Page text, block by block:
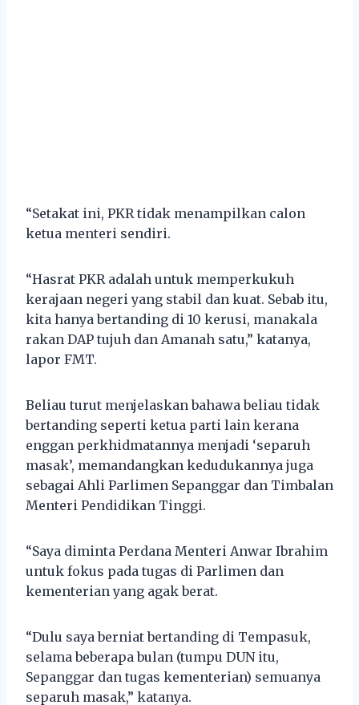
“Setakat ini, PKR tidak menampilkan calon
ketua menteri sendiri.
“Hasrat PKR adalah untuk memperkukuh
kerajaan negeri yang stabil dan kuat. Sebab itu,
kita hanya bertanding di 10 kerusi, manakala
rakan DAP tujuh dan Amanah satu,” katanya,
lapor FMT.
Beliau turut menjelaskan bahawa beliau tidak
bertanding seperti ketua parti lain kerana
enggan perkhidmatannya menjadi ‘separuh
masak’, memandangkan kedudukannya juga
sebagai Ahli Parlimen Sepanggar dan Timbalan
Menteri Pendidikan Tinggi.
“Saya diminta Perdana Menteri Anwar Ibrahim
untuk fokus pada tugas di Parlimen dan
kementerian yang agak berat.
“Dulu saya berniat bertanding di Tempasuk,
selama beberapa bulan (tumpu DUN itu,
Sepanggar dan tugas kementerian) semuanya
separuh masak,” katanya.